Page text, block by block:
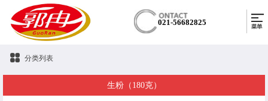
021-56682825
分类列表
生粉（180克）